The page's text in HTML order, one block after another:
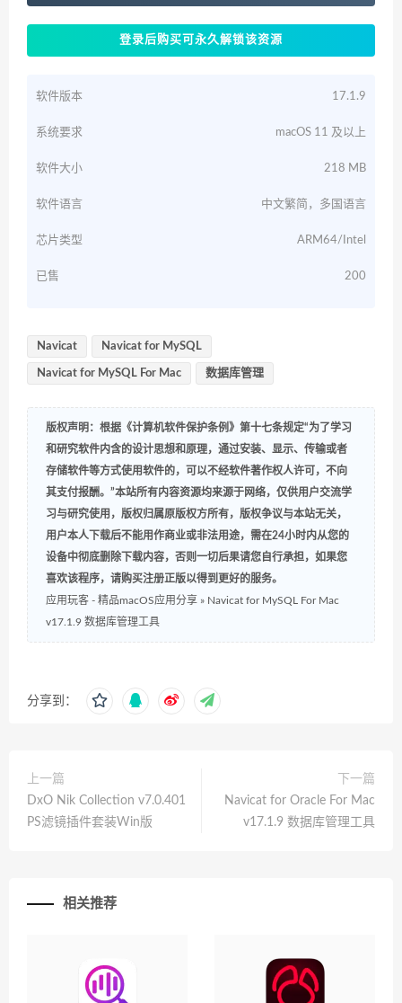
登录后购买可永久解锁该资源
软件版本 17.1.9
系统要求 macOS 11 及以上
软件大小 218 MB
软件语言 中文繁简，多国语言
芯片类型 ARM64/Intel
已售 200
Navicat Navicat for MySQL
Navicat for MySQL For Mac 数据库管理
版权声明：根据《计算机软件保护条例》第十七条规定“为了学习
和研究软件内含的设计思想和原理，通过安装、显示、传输或者
存储软件等方式使用软件的，可以不经软件著作权人许可，不向
其支付报酬。”本站所有内容资源均来源于网络，仅供用户交流学
习与研究使用，版权归属原版权方所有，版权争议与本站无关，
用户本人下载后不能用作商业或非法用途，需在24小时内从您的
设备中彻底删除下载内容，否则一切后果请您自行承担，如果您
喜欢该程序，请购买注册正版以得到更好的服务。
应用玩客 - 精品macOS应用分享 » Navicat for MySQL For Mac
v17.1.9 数据库管理工具
分享到：
上一篇
DxO Nik Collection v7.0.401
PS滤镜插件套装Win版
下一篇
Navicat for Oracle For Mac
v17.1.9 数据库管理工具
相关推荐